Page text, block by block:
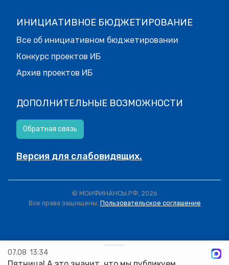
ИНИЦИАТИВНОЕ БЮДЖЕТИРОВАНИЕ
Все об инициативном бюджетировании
Конкурс проектов ИБ
Архив проектов ИБ
ДОПОЛНИТЕЛЬНЫЕ ВОЗМОЖНОСТИ
Обратная связь
Версия для слабовидящих.
© МОИФИНАНСЫ.РФ, 2026
Все права защищены. Пользовательское соглашение
07.08 13:34